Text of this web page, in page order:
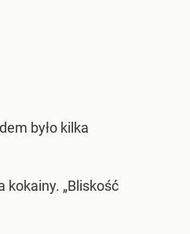
było kilka
„Bliskość